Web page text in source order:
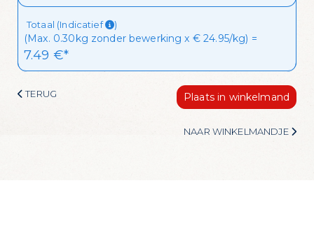
Totaal (Indicatief )
(Max. 0.30kg zonder bewerking x € 24.95/kg) =
7.49 €*
Plaats in winkelmand
TERUG
NAAR WINKELMANDJE